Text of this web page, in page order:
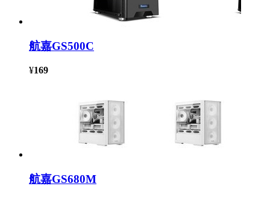
航嘉GS500C
¥169
航嘉GS680M